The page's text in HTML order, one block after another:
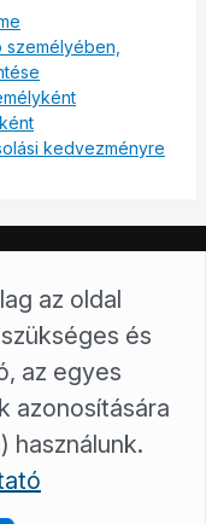
kedvezményre
Zrt. © Minden jog
az oldal
és
az egyes
azonosítására
használunk.